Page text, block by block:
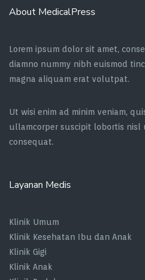
About MedicalPress
Lorem ipsum dolor sit amet,
diamno nummy nibh euismod
magna aliquam erat volutpat.
Ut wisi enim ad minim veniam,
ullamcorper suscipit lobortis nisl
consequat.
Layanan Medis
Klinik Umum
Klinik Kesehatan Ibu dan Anak
Klinik Gigi
Klinik Anak